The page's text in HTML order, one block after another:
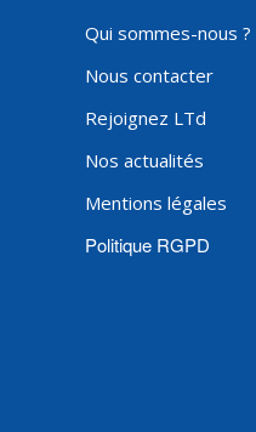
Qui sommes-nous ?
Nous contacter
Rejoignez LTd
Nos actualités
Mentions légales
Politique RGPD